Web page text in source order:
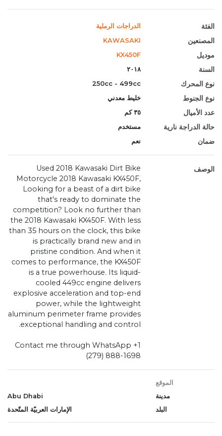
الفئة الدراجات الرملية
المصنعين KAWASAKI
موديل KX450F
السنة ٢٠١٨
نوع المحرك 250cc - 499cc
نوع الجنوط خليط معدني
عدد الأميال ٣٥ كم
حالة الدراجة نارية مستخدم
ضمان نعم
الوصف
Used 2018 Kawasaki Dirt Bike
Motorcycle 2018 Kawasaki KX450F,
Looking for a beast of a dirt bike
that's ready to dominate the
competition? Look no further than
the 2018 Kawasaki KX450F. With less
than 35 hours on the clock, this bike
is practically brand new and in
pristine condition. And when it
comes to performance, the KX450F
is a true powerhouse. Its liquid-
cooled 449cc engine delivers
explosive acceleration and top-end
power, while the lightweight
aluminum perimeter frame provides
exceptional handling and control.
Contact me through WhatsApp +1
(279) 888-1698
الموقع
مدينة
Abu Dhabi
البلد
الإمارات العربيّة المتّحدة